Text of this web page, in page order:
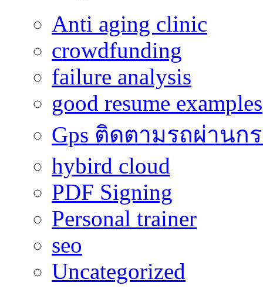
Anti aging clinic
crowdfunding
failure analysis
good resume examples
Gps ติดตามรถผ่านก
hybird cloud
PDF Signing
Personal trainer
seo
Uncategorized